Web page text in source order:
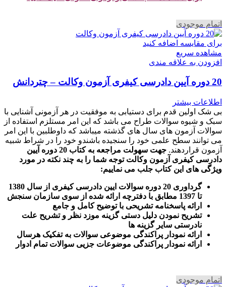
اتمام موجودی
برای مقایسه اضافه کنید
مشاهده سریع
افزودن به علاقه مندی
20 دوره آیین دادرسی کیفری آزمون وکالت – چتردانش
اطلاعات بیشتر
بی شک اولین قدم برای دستیابی به موفقیت در هر آزمونی آشنایی با
سبک و شیوه سوالات طراح می باشد که این امر مستلزم استفاده از
سوالات آزمون های سال های گذشته میباشد که داوطلبین با این امر
می توانند سطح علمی خود را سنجیده باشندو خود را در شراط شبیه
آزمون قراردهند.
جهت سهولت مراجعه به کتاب 20 دوره آیین
دادرسی کیفری آزمون وکالت توجه شما را به چند نکته در مورد
ویژگی های این کتاب جلب می نماییم:
گرداوری 20 دوره سوالات ایین دادرسی کیفری از سال 1380
تا 1397 مطابق با دفترچه ارائه شده از سوی سازمان سنجش
ارائه پاسخنامه تشریحی با توضیح کامل و جامع
تشریح نمودن دلیل دستی گزینه موزد نظر و تشریح علت
نادرستی سایر گزینه ها
ارائه نمودار پراکندگی موضوعی سوالات به تفکیک هرسال
رائه نمودار پراکندگی موضوعات جزیی سوالات تمام ادوار
اتمام موجودی